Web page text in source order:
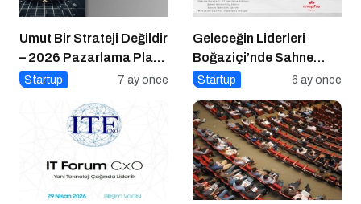
Umut Bir Strateji Değildir
– 2026 Pazarlama Planı
Rehberi
Startup 7 ay önce
Geleceğin Liderleri
Boğaziçi’nde Sahne
Alıyor
Startup 6 ay önce